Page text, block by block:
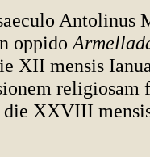
Antolinus
oppido
XII mensis
religiosam
XXVIII